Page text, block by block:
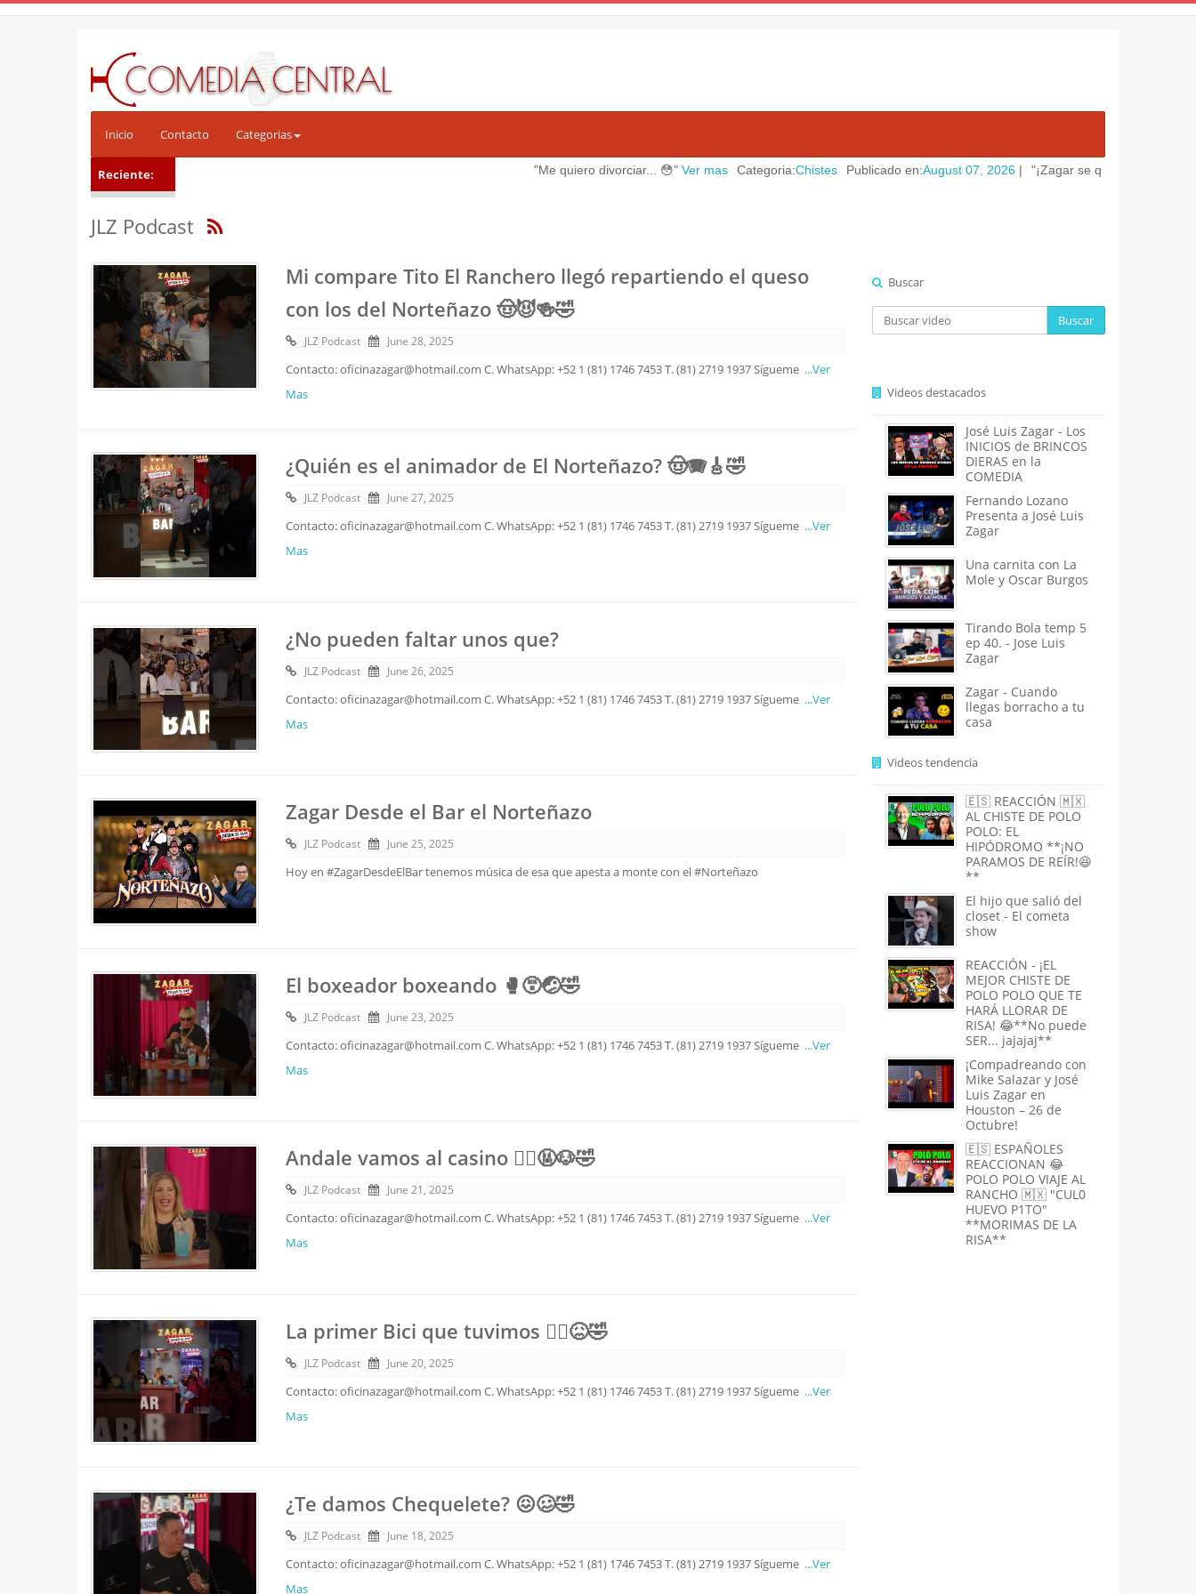
Inicio Contacto Categorias
Reciente: "Me quiero divorciar... 😳" Ver mas Categoria: Chistes Publicado en:August 07, 2026| "¡Zagar se quiere divorciar por irse
JLZ Podcast
Mi compare Tito El Ranchero llegó repartiendo el queso
con los del Norteñazo 🤠😈🍻🤣
JLZ Podcast June 28, 2025
Contacto: oficinazagar@hotmail.com C. WhatsApp: +52 1 (81) 1746 7453 T. (81) 2719 1937 Sígueme ...Ver
Mas
¿Quién es el animador de El Norteñazo? 🤠🪗🎸🤣
JLZ Podcast June 27, 2025
Contacto: oficinazagar@hotmail.com C. WhatsApp: +52 1 (81) 1746 7453 T. (81) 2719 1937 Sígueme ...Ver
Mas
¿No pueden faltar unos que?
JLZ Podcast June 26, 2025
Contacto: oficinazagar@hotmail.com C. WhatsApp: +52 1 (81) 1746 7453 T. (81) 2719 1937 Sígueme ...Ver
Mas
Zagar Desde el Bar el Norteñazo
JLZ Podcast June 25, 2025
Hoy en #ZagarDesdeElBar tenemos música de esa que apesta a monte con el #Norteñazo
El boxeador boxeando 🥊😵🤕🤣
JLZ Podcast June 23, 2025
Contacto: oficinazagar@hotmail.com C. WhatsApp: +52 1 (81) 1746 7453 T. (81) 2719 1937 Sígueme ...Ver
Mas
Andale vamos al casino 🙅‍♀️🤬🐶🤣
JLZ Podcast June 21, 2025
Contacto: oficinazagar@hotmail.com C. WhatsApp: +52 1 (81) 1746 7453 T. (81) 2719 1937 Sígueme ...Ver
Mas
La primer Bici que tuvimos 🚴‍♂️😖🤣
JLZ Podcast June 20, 2025
Contacto: oficinazagar@hotmail.com C. WhatsApp: +52 1 (81) 1746 7453 T. (81) 2719 1937 Sígueme ...Ver
Mas
¿Te damos Chequelete? 😖🥴🤣
JLZ Podcast June 18, 2025
Contacto: oficinazagar@hotmail.com C. WhatsApp: +52 1 (81) 1746 7453 T. (81) 2719 1937 Sígueme ...Ver
Mas
Buscar
Buscar
Videos destacados
José Luis Zagar - Los
INICIOS de BRINCOS
DIERAS en la
COMEDIA
Fernando Lozano
Presenta a José Luis
Zagar
Una carnita con La
Mole y Oscar Burgos
Tirando Bola temp 5
ep 40. - Jose Luis
Zagar
Zagar - Cuando
llegas borracho a tu
casa
Videos tendencia
🇪🇸 REACCIÓN 🇲🇽
AL CHISTE DE POLO
POLO: EL
HIPÓDROMO **¡NO
PARAMOS DE REÍR!😆
**
El hijo que salió del
closet - El cometa
show
REACCIÓN - ¡EL
MEJOR CHISTE DE
POLO POLO QUE TE
HARÁ LLORAR DE
RISA! 😂**No puede
SER... jajajaj**
¡Compadreando con
Mike Salazar y José
Luis Zagar en
Houston – 26 de
Octubre!
🇪🇸 ESPAÑOLES
REACCIONAN 😂
POLO POLO VIAJE AL
RANCHO 🇲🇽 "CUL0
HUEVO P1TO"
**MORIMAS DE LA
RISA**